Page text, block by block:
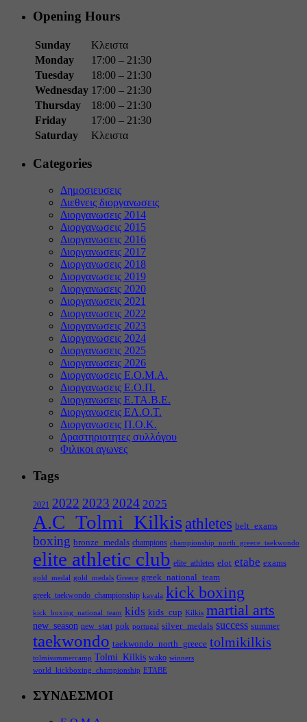
Opening Hours
Sunday
Κλειστα
Monday
17:00 – 21:30
Tuesday
18:00 – 21:30
Wednesday 17:00 – 21:30
Thursday
18:00 – 21:30
Friday
17:00 – 21:30
Saturday
Κλειστα
Categories
Δημοσιευσεις
Διεθνεις διοργανωσεις
Διοργανωσεις 2014
Διοργανωσεις 2015
Διοργανωσεις 2016
Διοργανωσεις 2017
Διοργανωσεις 2018
Διοργανωσεις 2019
Διοργανωσεις 2020
Διοργανωσεις 2021
Διοργανωσεις 2022
Διοργανωσεις 2023
Διοργανωσεις 2024
Διοργανωσεις 2025
Διοργανωσεις 2026
Διοργανωσεις Ε.Ο.Μ.Α.
Διοργανωσεις Ε.Ο.Π.
Διοργανωσεις Ε.ΤΑ.Β.Ε.
Διοργανωσεις ΕΛ.Ο.Τ.
Διοργανωσεις Π.Ο.Κ.
Δραστηριοτητες συλλόγου
Φιλικοι αγωνες
Tags
2021 2022 2023 2024 2025
A.C_Tolmi_Kilkis athletes belt_exams
boxing bronze_medals champions championship_north_greece_taekwondo
elite athletic club elite_athletes elot etabe exams
gold_medal gold_medals Greece greek_national_team
greek_taekwondo_championship kavala kick boxing
kick_boxing_national_team kids kids_cup Kilkis martial arts
new_season new_start pok portugal silver_medals success summer
taekwondo taekwondo_north_greece tolmikilkis
tolmisummercamp Tolmi_Kilkis wako winners
world_kickboxing_championship ΕΤΑΒΕ
ΣΥΝΔΕΣΜΟΙ